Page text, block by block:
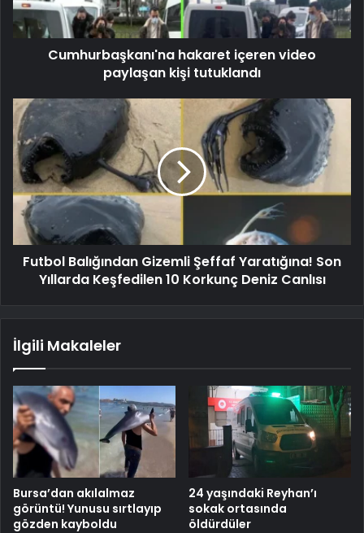
Cumhurbaşkanı'na hakaret içeren video
paylaşan kişi tutuklandı
Futbol Balığından Gizemli Şeffaf Yaratığına! Son
Yıllarda Keşfedilen 10 Korkunç Deniz Canlısı
İlgili Makaleler
Bursa’dan akılalmaz
görüntü! Yunusu sırtlayıp
gözden kayboldu
24 yaşındaki Reyhan’ı
sokak ortasında
öldürdüler